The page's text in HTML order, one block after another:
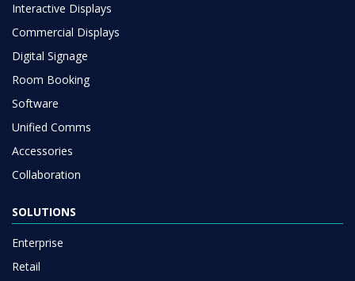
Interactive Displays
Commercial Displays
Digital Signage
Room Booking
Software
Unified Comms
Accessories
Collaboration
SOLUTIONS
Enterprise
Retail